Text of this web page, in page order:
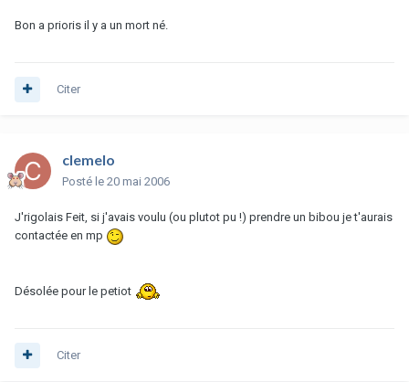
Bon a prioris il y a un mort né.
Citer
clemelo
Posté le 20 mai 2006
J'rigolais Feit, si j'avais voulu (ou plutot pu !) prendre un bibou je t'aurais
contactée en mp
Désolée pour le petiot
Citer